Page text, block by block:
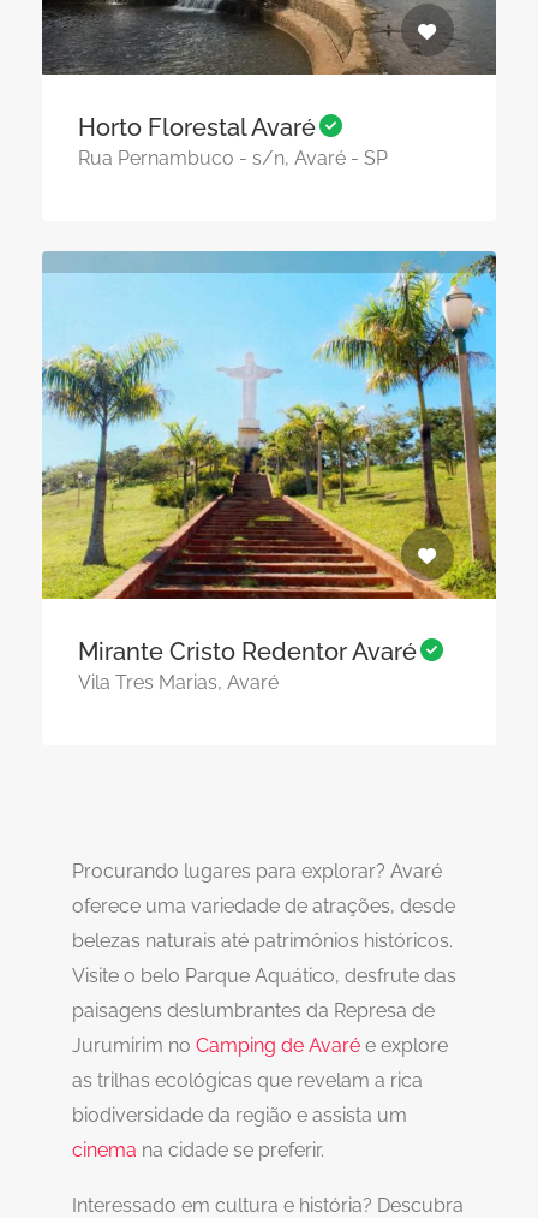
Horto Florestal Avaré
Rua Pernambuco - s/n, Avaré - SP
Mirante Cristo Redentor Avaré
Vila Tres Marias, Avaré
Procurando lugares para explorar? Avaré
oferece uma variedade de atrações, desde
belezas naturais até patrimônios históricos.
Visite o belo Parque Aquático, desfrute das
paisagens deslumbrantes da Represa de
Jurumirim no Camping de Avaré e explore
as trilhas ecológicas que revelam a rica
biodiversidade da região e assista um
cinema na cidade se preferir.
Interessado em cultura e história? Descubra